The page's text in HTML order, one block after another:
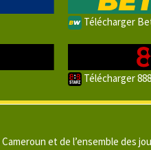
Télécharger
Télécharger
et de l’ensemble des